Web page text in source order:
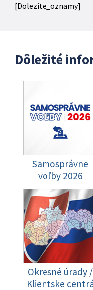
[Dolezite_oznamy]
Dôležité
Samosprávne
voľby 2026
Okresné úrady /
Klientske centrá